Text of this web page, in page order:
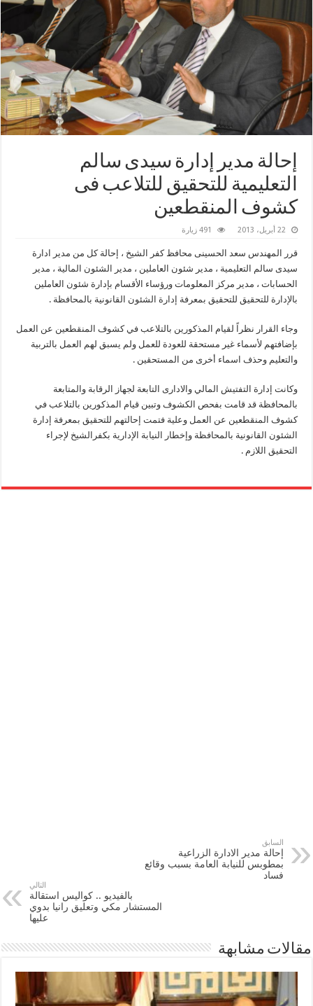
إحالة مدير إدارة سيدى سالم
التعليمية للتحقيق للتلاعب فى
كشوف المنقطعين
22 أبريل، 2013 491 زيارة
قرر المهندس سعد الحسينى محافظ كفر الشيخ ، إحالة كل من مدير ادارة
سيدى سالم التعليمية ، مدير شئون العاملين ، مدير الشئون المالية ، مدير
الحسابات ، مدير مركز المعلومات ورؤساء الأقسام بإدارة شئون العاملين
بالإدارة للتحقيق للتحقيق بمعرفة إدارة الشئون القانونية بالمحافظة .
وجاء القرار نظراً لقيام المذكورين بالتلاعب في كشوف المنقطعين عن العمل
بإضافتهم لأسماء غير مستحقة للعودة للعمل ولم يسبق لهم العمل بالتربية
والتعليم وحذف اسماء أخرى من المستحقين .
وكانت إدارة التفتيش المالي والادارى التابعة لجهاز الرقابة والمتابعة
بالمحافظة قد قامت بفحص الكشوف وتبين قيام المذكورين بالتلاعب في
كشوف المنقطعين عن العمل وعلية فتمت إحالتهم للتحقيق بمعرفة إدارة
الشئون القانونية بالمحافظة وإخطار النيابة الإدارية بكفرالشيخ لإجراء
التحقيق اللازم .
السابق
إحالة مدير الادارة الزراعية
بمطوبس للنيابة العامة بسبب وقائع
فساد
التالي
بالفيديو .. كواليس استقالة
المستشار مكي وتعليق رانيا بدوي
عليها
مقالات مشابهة